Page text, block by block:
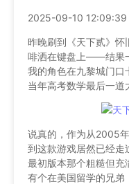
2025-09-10 12:09:39
昨晚刷到《天下贰》怀
啡洒在键盘上——结果
我的角色在九黎城门口
当年高考数学最后一道
说真的，作为从2005
到这款游戏居然已经走
最初版本那个粗糙但充
有个在美国留学的兄弟